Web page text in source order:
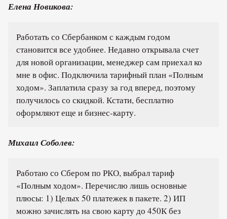
Елена Новикова:
Работать со Сбербанком с каждым годом
становится все удобнее. Недавно открывала счет
для новой организации, менеджер сам приехал ко
мне в офис. Подключила тарифный план «Полным
ходом». Заплатила сразу за год вперед, поэтому
получилось со скидкой. Кстати, бесплатно
оформляют еще и бизнес-карту.
Михаил Соболев:
Работаю со Сбером по РКО, выбрал тариф
«Полным ходом». Перечислю лишь основные
плюсы: 1) Целых 50 платежек в пакете. 2) ИП
можно зачислять на свою карту до 450К без